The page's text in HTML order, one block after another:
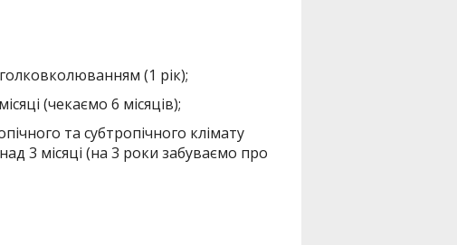
(1 рік);
(чекаємо 6 місяців);
та субтропічного клімату
3 місяці (на 3 роки забуваємо про